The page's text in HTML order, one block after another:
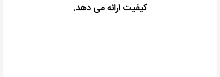
کیفیت ارائه می دهد.